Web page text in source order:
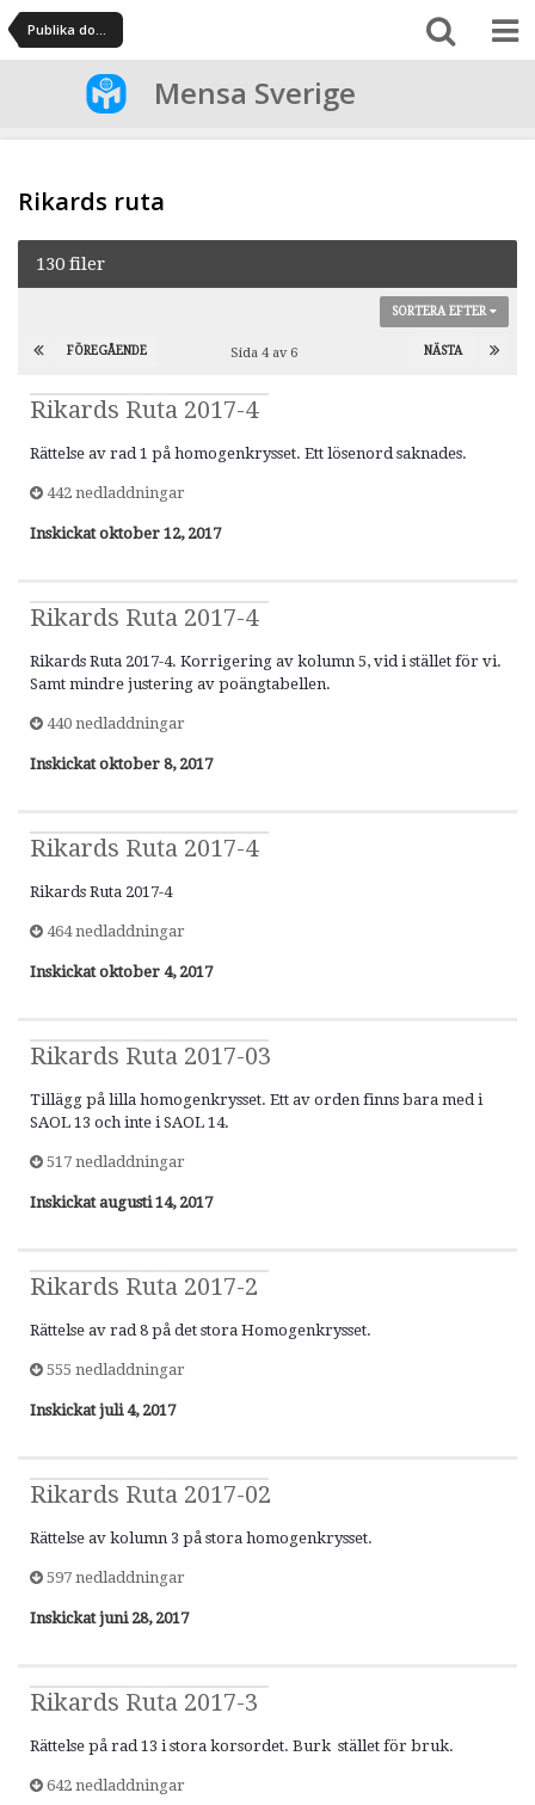
Publika dokument
Mensa Sverige
Rikards ruta
130 filer
SORTERA EFTER
FÖREGÅENDE NÄSTA
Sida 4 av 6
Rikards Ruta 2017-4
Rättelse av rad 1 på homogenkrysset. Ett lösenord saknades.
442 nedladdningar
Inskickatoktober 12, 2017
Rikards Ruta 2017-4
Rikards Ruta 2017-4. Korrigering av kolumn 5, vid i stället för vi.
Samt mindre justering av poängtabellen.
440 nedladdningar
Inskickatoktober 8, 2017
Rikards Ruta 2017-4
Rikards Ruta 2017-4
464 nedladdningar
Inskickatoktober 4, 2017
Rikards Ruta 2017-03
Tillägg på lilla homogenkrysset. Ett av orden finns bara med i
SAOL 13 och inte i SAOL 14.
517 nedladdningar
Inskickataugusti 14, 2017
Rikards Ruta 2017-2
Rättelse av rad 8 på det stora Homogenkrysset.
555 nedladdningar
Inskickatjuli 4, 2017
Rikards Ruta 2017-02
Rättelse av kolumn 3 på stora homogenkrysset.
597 nedladdningar
Inskickatjuni 28, 2017
Rikards Ruta 2017-3
Rättelse på rad 13 i stora korsordet. Burk stället för bruk.
642 nedladdningar